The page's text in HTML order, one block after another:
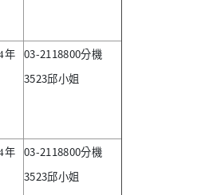
年 03-2118800分機
3523邱小姐
年 03-2118800分機
3523邱小姐